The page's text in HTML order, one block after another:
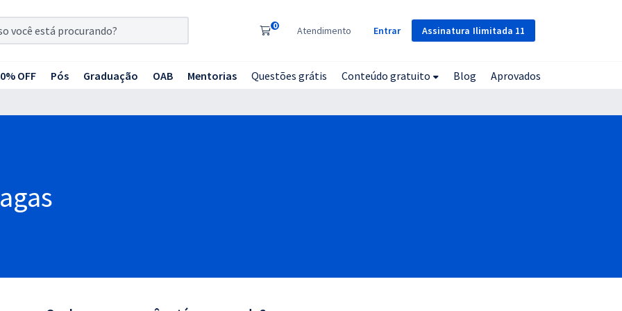
Assinatura Ilimitada 11
0 Atendimento Entrar
OFF Pós Graduação OAB Mentorias Questões grátis Conteúdo gratuito Blog Aprovados